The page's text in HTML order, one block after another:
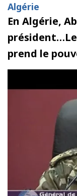
Algérie
En Algérie,
président…Le
prend le